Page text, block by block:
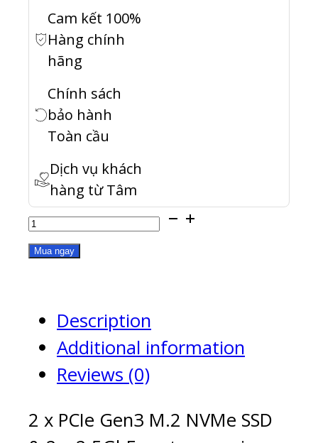
Cam kết 100%
Hàng chính
hãng
Chính sách
bảo hành
Toàn cầu
Dịch vụ khách
hàng từ Tâm
QM2-
2P2G2T
Mua ngay
Description
Additional information
Reviews (0)
2 x PCIe Gen3 M.2 NVMe SSD